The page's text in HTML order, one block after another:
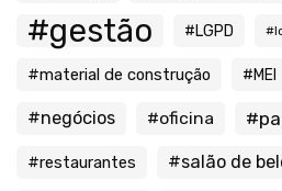
#gestão #LGPD
#material de construção #MEI
#negócios #oficina
#restaurantes #salão de